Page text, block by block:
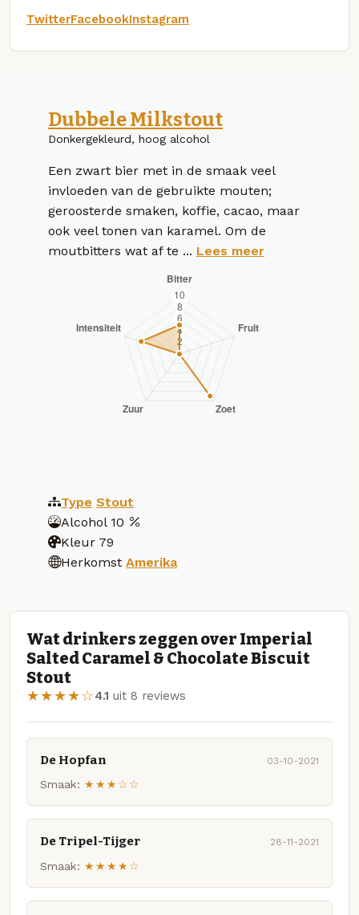
TwitterFacebookInstagram
Dubbele Milkstout
Donkergekleurd, hoog alcohol
Een zwart bier met in de smaak veel
invloeden van de gebruikte mouten;
geroosterde smaken, koffie, cacao, maar
ook veel tonen van karamel. Om de
moutbitters wat af te ... Lees meer
Type Stout
Alcohol 10
Kleur 79
Herkomst Amerika
Wat drinkers zeggen over Imperial
Salted Caramel & Chocolate Biscuit
Stout
★★★★☆4.1 uit 8 reviews
De Hopfan 03-10-2021
Smaak: ★★★☆☆
De Tripel-Tijger 28-11-2021
Smaak: ★★★★☆